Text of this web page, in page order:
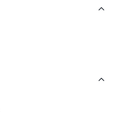
– look senza tempo,
– ideali per lo stile del
adatti a tutto il
dalla